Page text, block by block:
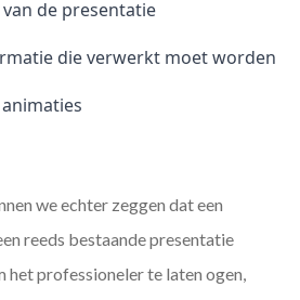
de presentatie
die verwerkt moet worden
we echter zeggen dat een
reeds bestaande presentatie
het professioneler te laten ogen,